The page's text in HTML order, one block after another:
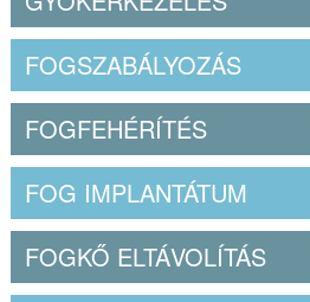
FOGSZABÁLYOZÁS
FOGFEHÉRÍTÉS
FOG IMPLANTÁTUM
FOGKŐ ELTÁVOLÍTÁS